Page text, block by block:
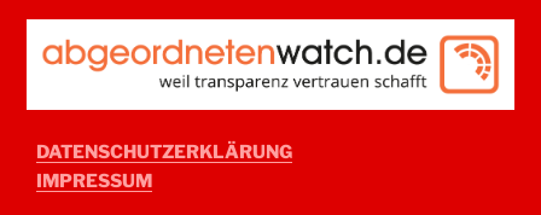
DATENSCHUTZERKLÄRUNG
IMPRESSUM